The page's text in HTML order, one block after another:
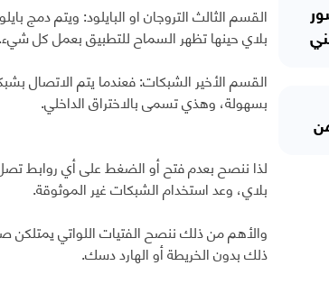
القسم الثالث التروجان او البايلود: ويتم دمج
بلاي حينها تظهر السماح للتطبيق بعمل كل شيء.
القسم الأخير الشبكات: فعندما يتم الاتصال
بسهولة، وهذي تسمى بالاختراق الداخلي.
لذا ننصح بعدم فتح أو الضغط على أي روابط
بلاي، وعد استخدام الشبكات غير الموثوقة.
والأهم من ذلك ننصح الفتيات اللواتي يمتلكن
ذلك بدون الخريطة أو الهارد دسك.